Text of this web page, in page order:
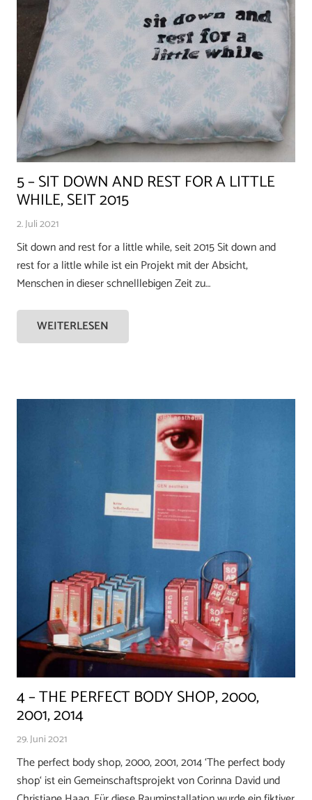
5 – SIT DOWN AND REST FOR A LITTLE
WHILE, SEIT 2015
2. Juli 2021
Sit down and rest for a little while, seit 2015 Sit down and
rest for a little while ist ein Projekt mit der Absicht,
Menschen in dieser schnelllebigen Zeit zu…
WEITERLESEN
4 – THE PERFECT BODY SHOP, 2000,
2001, 2014
29. Juni 2021
The perfect body shop, 2000, 2001, 2014 ‘The perfect body
shop‘ ist ein Gemeinschaftsprojekt von Corinna David und